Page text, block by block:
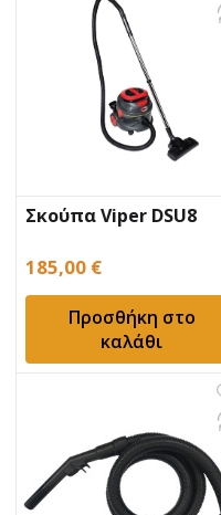
Σκούπα Viper DSU8
185,00 €
Προσθήκη στο
καλάθι